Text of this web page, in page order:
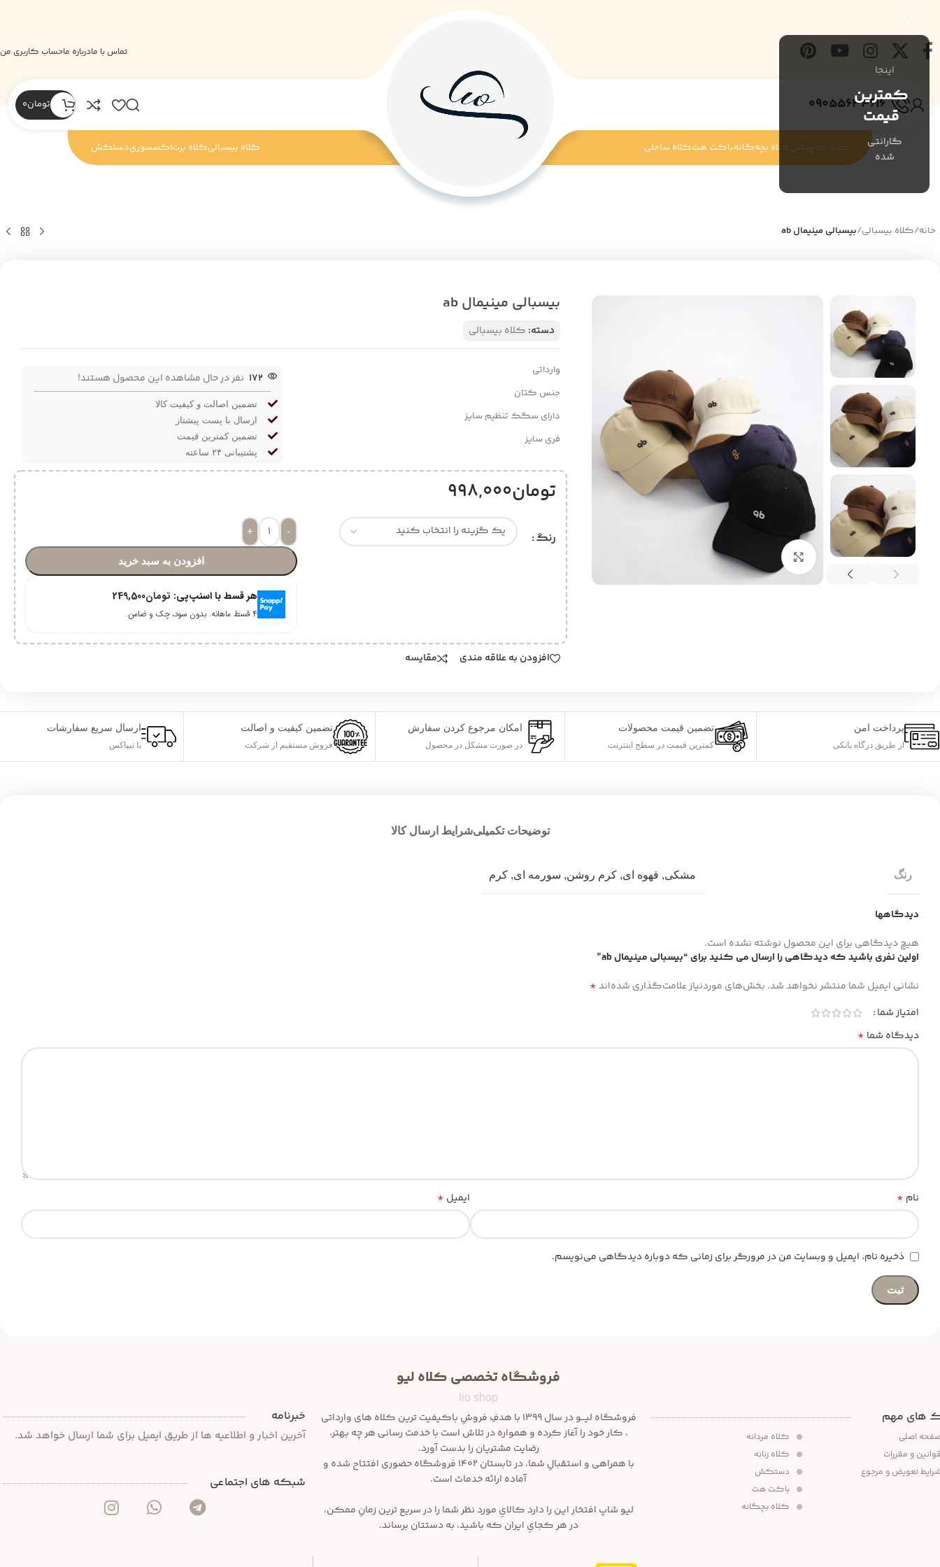
اینجا
کمترین
قیمت
گارانتی
شده
تماس با مادرباره ماحساب کاربری من
09055634616 تومان0
کلاه کاپیتانیکلاه بچه‌گانهباکت هتکلاه ساحلی کلاه بیسبالیکلاه برتاکسسوریدستکش
خانه/کلاه بیسبالی/بیسبالی مینیمال ab
بزرگنمایی تصویر
بیسبالی مینیمال ab
دسته: کلاه بیسبالی
وارداتی
جنس کتان
دارای سگک تنظیم سایز
فری سایز
172 نفر در حال مشاهده این محصول هستند!
تضمین اصالت و کیفیت کالا
ارسال با پست پیشتاز
تضمین کمترین قیمت
پشتیبانی ۲۴ ساعته
تومان998,000
رنگ -
+
افزودن به سبد خرید
هر قسط با اسنپ‌پی: تومان249,500
۴ قسط ماهانه. بدون سود، چک و ضامن.
افزودن به علاقه مندی مقایسه
پرداخت امن
از طریق درگاه بانکی
تضمین قیمت محصولات
کمترین قیمت در سطح اینترنت
امکان مرجوع کردن سفارش
در صورت مشکل در محصول
تضمین کیفیت و اصالت
فروش مستقیم از شرکت
ارسال سریع سفارشات
با تیپاکس
توضیحات تکمیلیشرایط ارسال کالا
رنگ مشکی, قهوه ای, کرم روشن, سورمه ای, کرم
دیدگاهها
هیچ دیدگاهی برای این محصول نوشته نشده است.
اولین نفری باشید که دیدگاهی را ارسال می کنید برای “بیسبالی مینیمال ab”
نشانی ایمیل شما منتشر نخواهد شد. بخش‌های موردنیاز علامت‌گذاری شده‌اند*
امتیاز شما
دیدگاه شما *
نام * ایمیل *
ذخیره نام، ایمیل و وبسایت من در مرورگر برای زمانی که دوباره دیدگاهی می‌نویسم.
های مهم
اصلی
و مقررات
تعویض و مرجوع
کلاه مردانه
کلاه زنانه
دستکش
باکت هت
کلاه بچگانه
فروشگاه تخصصی کلاه لیو
lio shop
فروشگاه لیـــو در سال ۱۳۹۹ با هدفِ فروشِ باکیفیت ترین کلاه های وارداتی
، کار خود را آغاز کرده و همواره در تلاش است با خدمت رسانی هر چه بهتر،
رضایت مشتریان را بدست آورد.
با همراهی و استقبالِ شما، در تابستان ۱۴۰۲ فروشگاه حضوری افتتاح شده و
آماده ارائه خدمات است.
لیو شاپ افتخار این را دارد کالایِ مورد نظر شما را در سریع ترین زمانِ ممکن،
در هر کجایِ ایران که باشید، به دستتان برساند.
خبرنامه
آخرین اخبار و اطلاعیه ها از طریق ایمیل برای شما ارسال خواهد شد.
شبکه های اجتماعی